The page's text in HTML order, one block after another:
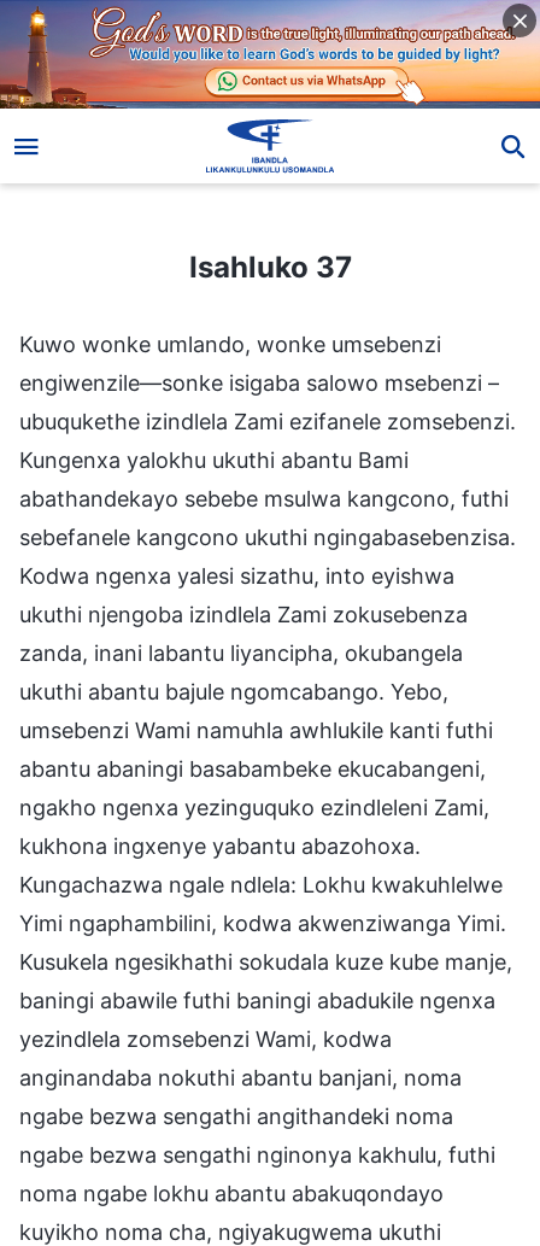
Isahluko 37
Kuwo wonke umlando, wonke umsebenzi
engiwenzile—sonke isigaba salowo msebenzi –
ubuqukethe izindlela Zami ezifanele zomsebenzi.
Kungenxa yalokhu ukuthi abantu Bami
abathandekayo sebebe msulwa kangcono, futhi
sebefanele kangcono ukuthi ngingabasebenzisa.
Kodwa ngenxa yalesi sizathu, into eyishwa
ukuthi njengoba izindlela Zami zokusebenza
zanda, inani labantu liyancipha, okubangela
ukuthi abantu bajule ngomcabango. Yebo,
umsebenzi Wami namuhla awhlukile kanti futhi
abantu abaningi basabambeke ekucabangeni,
ngakho ngenxa yezinguquko ezindleleni Zami,
kukhona ingxenye yabantu abazohoxa.
Kungachazwa ngale ndlela: Lokhu kwakuhlelwe
Yimi ngaphambilini, kodwa akwenziwanga Yimi.
Kusukela ngesikhathi sokudala kuze kube manje,
baningi abawile futhi baningi abadukile ngenxa
yezindlela zomsebenzi Wami, kodwa
anginandaba nokuthi abantu banjani, noma
ngabe bezwa sengathi angithandeki noma
ngabe bezwa sengathi nginonya kakhulu, futhi
noma ngabe lokhu abantu abakuqondayo
kuyikho noma cha, ngiyakugwema ukuthi